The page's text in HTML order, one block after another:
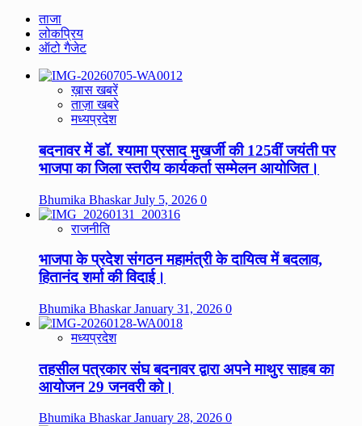
ताजा
लोकप्रिय
ऑटो गैजेट
ख़ास खबरें
ताज़ा खबरे
मध्यप्रदेश
बदनावर में डॉ. श्यामा प्रसाद मुखर्जी की 125वीं जयंती पर
भाजपा का जिला स्तरीय कार्यकर्ता सम्मेलन आयोजित।
Bhumika BhaskarJuly 5, 2026 0
राजनीति
भाजपा के प्रदेश संगठन महामंत्री के दायित्व में बदलाव,
हितानंद शर्मा की विदाई।
Bhumika BhaskarJanuary 31, 2026 0
मध्यप्रदेश
तहसील पत्रकार संघ बदनावर द्वारा अपने माथुर साहब का
आयोजन 29 जनवरी को।
Bhumika BhaskarJanuary 28, 2026 0